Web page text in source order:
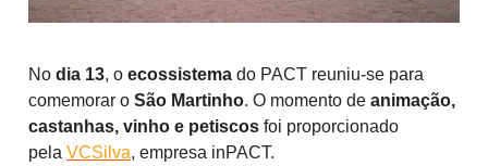
No dia 13, o ecossistema do PACT reuniu-se para
comemorar o São Martinho. O momento de animação,
castanhas, vinho e petiscos foi proporcionado
pela VCSilva, empresa inPACT.